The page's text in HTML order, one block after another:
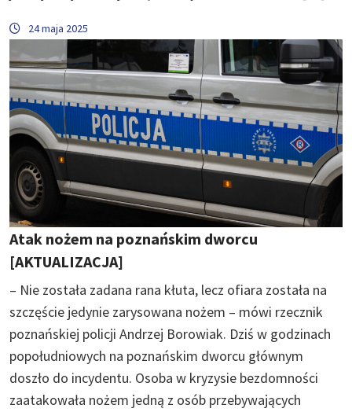
24 maja 2025
Atak nożem na poznańskim dworcu
[AKTUALIZACJA]
– Nie została zadana rana kłuta, lecz ofiara została na
szczęście jedynie zarysowana nożem – mówi rzecznik
poznańskiej policji Andrzej Borowiak. Dziś w godzinach
popołudniowych na poznańskim dworcu głównym
doszło do incydentu. Osoba w kryzysie bezdomności
zaatakowała nożem jedną z osób przebywających